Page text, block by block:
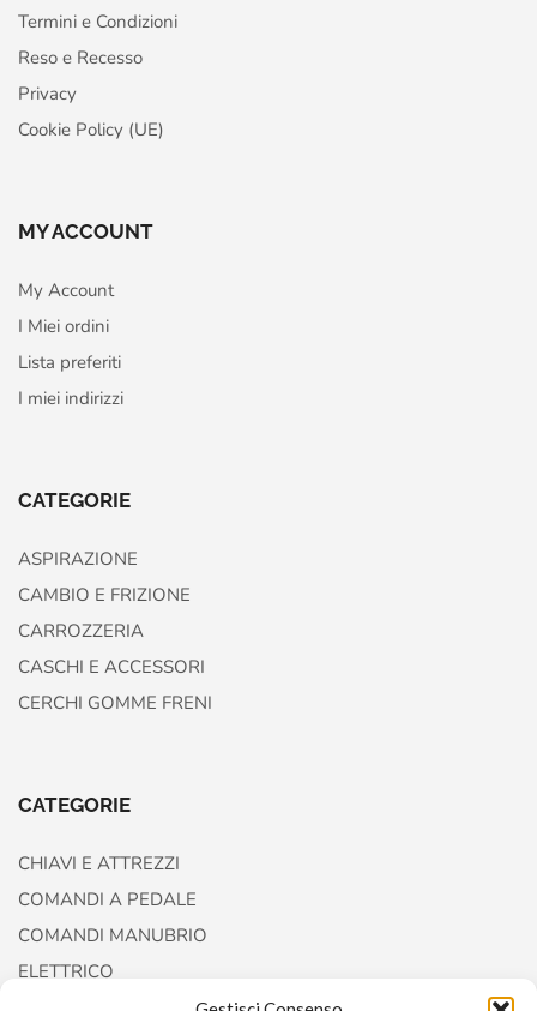
Termini e Condizioni
Reso e Recesso
Privacy
Cookie Policy (UE)
MY ACCOUNT
My Account
I Miei ordini
Lista preferiti
I miei indirizzi
CATEGORIE
ASPIRAZIONE
CAMBIO E FRIZIONE
CARROZZERIA
CASCHI E ACCESSORI
CERCHI GOMME FRENI
CATEGORIE
CHIAVI E ATTREZZI
COMANDI A PEDALE
COMANDI MANUBRIO
ELETTRICO